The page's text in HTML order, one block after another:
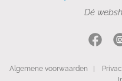
Dé
Algemene voorwaarden